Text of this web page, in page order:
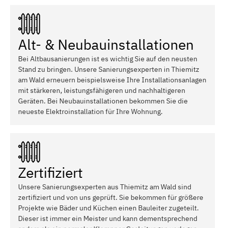
Alt- & Neubauinstallationen
Bei Altbausanierungen ist es wichtig Sie auf den neusten
Stand zu bringen. Unsere Sanierungsexperten in Thiemitz
am Wald erneuern beispielsweise Ihre Installationsanlagen
mit stärkeren, leistungsfähigeren und nachhaltigeren
Geräten. Bei Neubauinstallationen bekommen Sie die
neueste Elektroinstallation für Ihre Wohnung.
Zertifiziert
Unsere Sanierungsexperten aus Thiemitz am Wald sind
zertifiziert und von uns geprüft. Sie bekommen für größere
Projekte wie Bäder und Küchen einen Bauleiter zugeteilt.
Dieser ist immer ein Meister und kann dementsprechend